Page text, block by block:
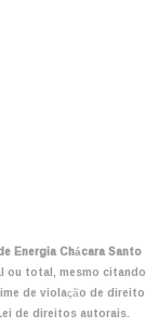
Energia Chácara Santo
ou total, mesmo citando
de violação de direito
de direitos autorais.